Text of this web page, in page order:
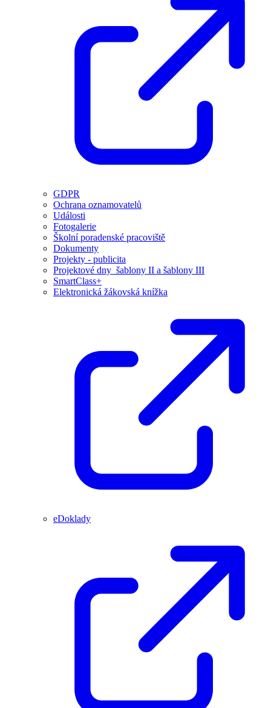
GDPR
Ochrana oznamovatelů
Události
Fotogalerie
Školní poradenské pracoviště
Dokumenty
Projekty - publicita
Projektové dny_šablony II a šablony III
SmartClass+
Elektronická žákovská knížka
eDoklady